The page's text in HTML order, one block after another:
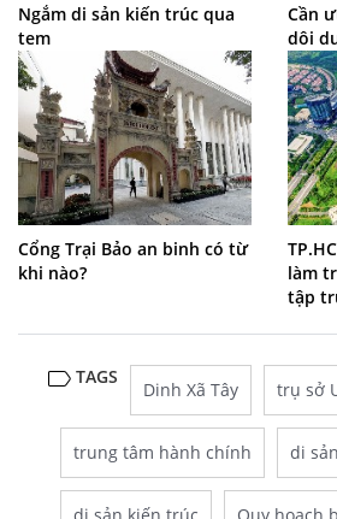
Ngắm di sản kiến trúc qua
tem
Cần
dôi
Cổng Trại Bảo an binh có từ
khi nào?
làm
tập
TAGS
Dinh Xã Tây trụ sở
trung tâm hành chính di